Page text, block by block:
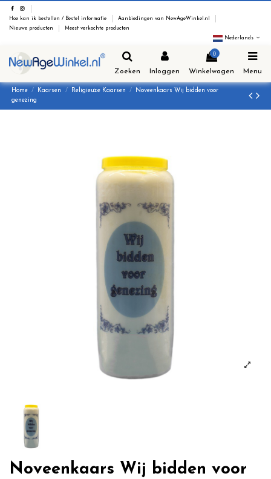
Hoe kan ik bestellen / Bestel informatie
Aanbiedingen van NewAgeWinkel.nl
Nieuwe producten
Meest verkochte producten
Nederlands
Zoeken Inloggen
0
Winkelwagen Menu
Home Kaarsen Religieuze Kaarsen
Noveenkaars Wij bidden voor
genezing
Noveenkaars Wij bidden voor